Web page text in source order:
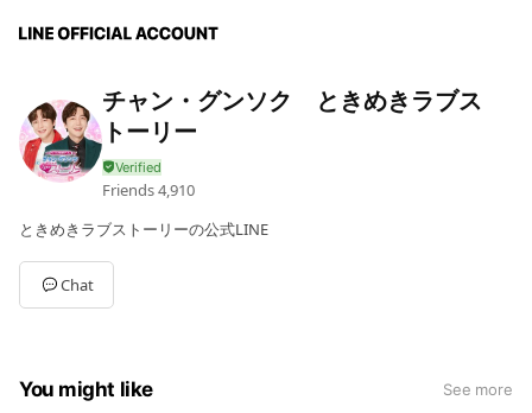
チャン・グンソク ときめきラブス
トーリー
Friends4,910
ときめきラブストーリーの公式LINE
Chat
You might like See more